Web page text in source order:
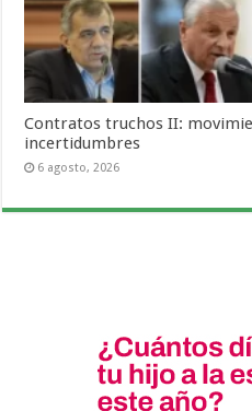
Contratos truchos II:
incertidumbres
6 agosto, 2026